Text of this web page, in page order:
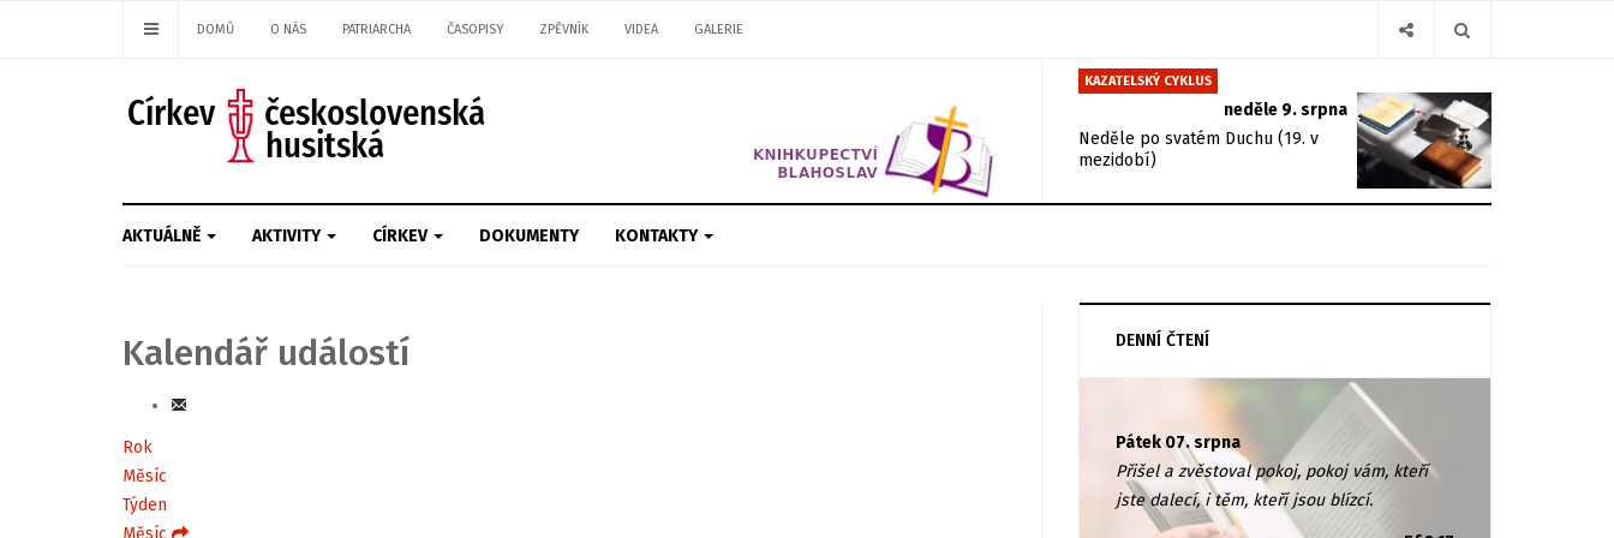
DOMŮ O NÁS PATRIARCHA ČASOPISY ZPĚVNÍK VIDEA GALERIE
KAZATELSKÝ CYKLUS
neděle 9. srpna
Neděle po svatém Duchu (19. v
mezidobí)
AKTUÁLNĚ AKTIVITY CÍRKEV DOKUMENTY KONTAKTY
Kalendář událostí
Rok
Měsíc
Týden
Měsíc
DENNÍ ČTENÍ
Pátek 07. srpna
Přišel a zvěstoval pokoj, pokoj vám, kteří
jste dalecí, i těm, kteří jsou blízcí.